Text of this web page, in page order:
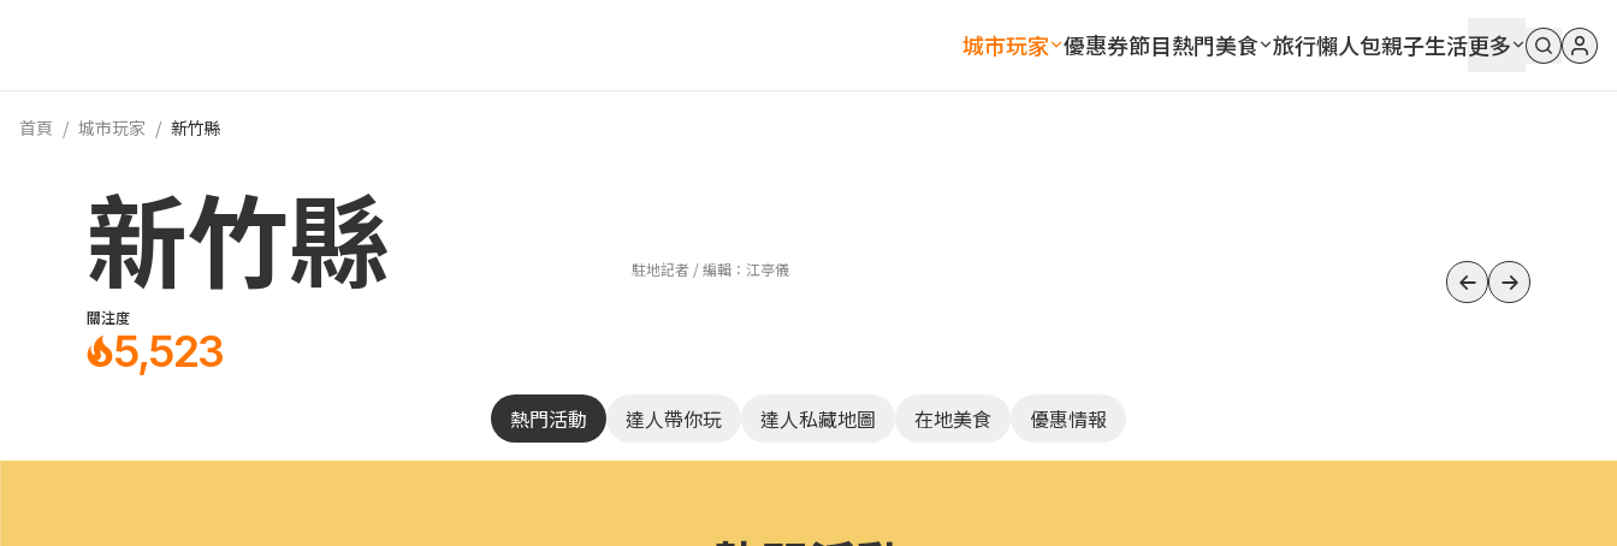
城市玩家 優惠券節目熱門美食 旅行懶人包親子生活更多
首頁 / 城市玩家 / 新竹縣
新竹縣
關注度
5,523
藏在五金行的「神級蛋黃酥」！納豆、曾子余、
駐地記者 / 編輯： 江亭儀
熱門活動 達人帶你玩 達人私藏地圖 在地美食 優惠情報